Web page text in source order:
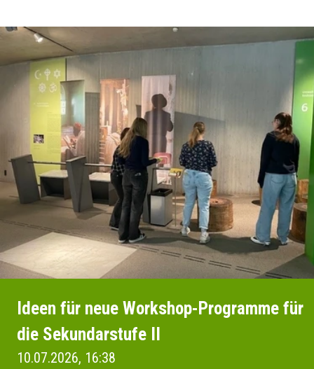
Ideen für neue Workshop-Programme für
die Sekundarstufe II
10.07.2026, 16:38